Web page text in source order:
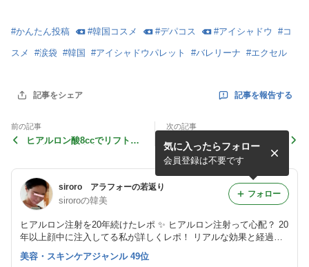
#かんたん投稿 #韓国コスメ #デパコス #アイシャドウ #コ
スメ #涙袋 #韓国 #アイシャドウパレット #バレリーナ #エクセル
記事をシェア 記事を報告する
前の記事
ヒアルロン酸8ccでリフトア
次の記事
ミントリフト3と唇のCカー
ル@ビョン先生
siroro アラフォーの若返り
siroroの韓美
ヒアルロン注射を20年続けたレポ ✨ ヒアルロン注射って心配？ 20
年以上顔中に注入してる私が詳しくレポ！ リアルな効果と経過を
シェア中
気に入ったらフォロー
会員登録は不要です
フォロー
美容・スキンケアジャンル 49位